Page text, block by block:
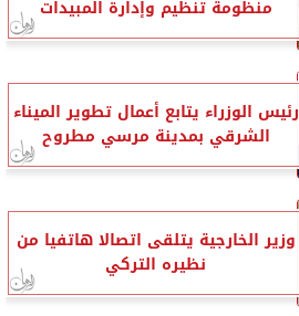
منظومة تنظيم وإدارة المبيدات
رئيس الوزراء يتابع أعمال تطوير الميناء
الشرقي بمدينة مرسي مطروح
وزير الخارجية يتلقى اتصالا هاتفيا من
نظيره التركي